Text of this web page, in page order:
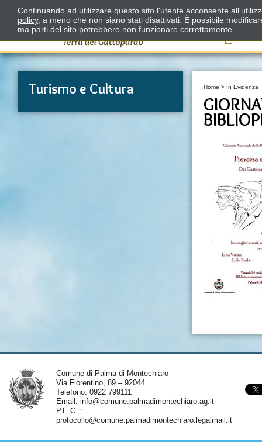
Il
Turismo e Cultura Home > In Evidenza
Comune di Palma di Montechiaro
Via Fiorentino, 89 – 92044
Telefono: 0922 799111
Email: info@comune.palmadimontechiaro.ag.it
P.E.C. :
protocollo@comune.palmadimontechiaro.legalmail.it
Continuando ad utilizzare questo sito l'utente acconsente
policy, a meno che non siano stati disattivati. È possibile
ma parti del sito potrebbero non funzionare correttamente.